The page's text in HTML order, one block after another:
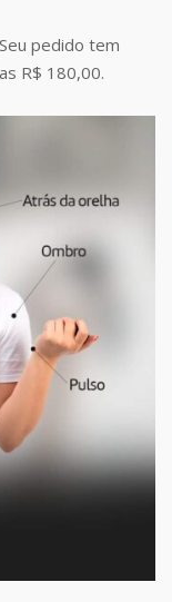
pedido tem
R$ 180,00.